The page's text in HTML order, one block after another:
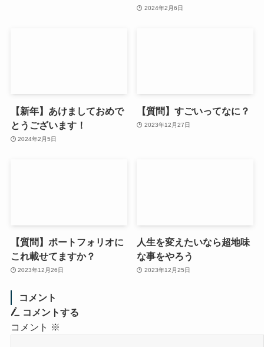
2024年2月6日
【新年】あけましておめで
とうございます！
2024年2月5日
【質問】すごいってなに？
2023年12月27日
【質問】ポートフォリオに
これ載せてますか？
2023年12月26日
人生を変えたいなら超地味
な事をやろう
2023年12月25日
コメント
コメントする
コメント ※